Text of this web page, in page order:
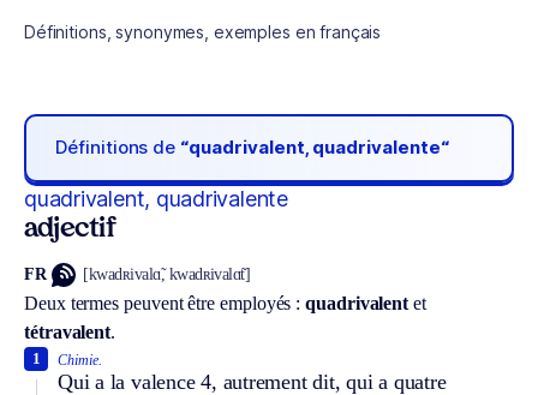
Définitions, synonymes, exemples en français
Définitions de “quadrivalent, quadrivalente“
quadrivalent, quadrivalente
adjectif
FR [kwadʀivalɑ̃, kwadʀivalɑ̃t]
Deux termes peuvent être employés :quadrivalent et
tétravalent.
Chimie.
Qui a la valence 4, autrement dit, qui a quatre
1